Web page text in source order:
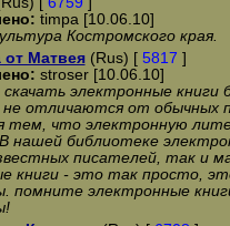
timpa [10.06.10]
Костромского края.
от Матвея(Rus) [ 5817 ]
stroser [10.06.10]
электронные
не отличаются от обычных
тем, что электронную
нашей библиотеке
писателей, так и
книги - это так просто,
помните электронные